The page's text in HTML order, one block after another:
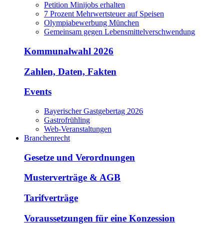
Petition Minijobs erhalten
7 Prozent Mehrwertsteuer auf Speisen
Olympiabewerbung München
Gemeinsam gegen Lebensmittelverschwendung
Kommunalwahl 2026
Zahlen, Daten, Fakten
Events
Bayerischer Gastgebertag 2026
Gastrofrühling
Web-Veranstaltungen
Branchenrecht
Gesetze und Verordnungen
Musterverträge & AGB
Tarifverträge
Voraussetzungen für eine Konzession